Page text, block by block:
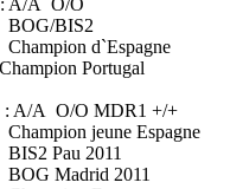
A O/O
d`Espagne
Portugal
A O/O MDR1 +/+
jeune Espagne
2011
2011